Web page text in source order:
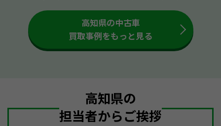
高知県の中古車
買取事例をもっと見る
高知県の
担当者からご挨拶